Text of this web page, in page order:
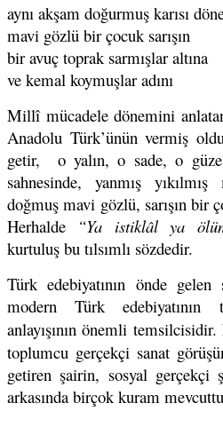
aynı akşam doğurmuş karısı
mavi gözlü bir çocuk sarışın
bir avuç toprak sarmışlar altına
ve kemal koymuşlar adını
Millî mücadele dönemini
Anadolu Türk’ünün vermiş
getir, o yalın, o sade, o
sahnesinde, yanmış
doğmuş mavi gözlü, sarışın
Herhalde
“Ya istiklâl ya
kurtuluş bu tılsımlı sözdedir.
Türk edebiyatının önde
modern Türk
anlayışının önemli temsilcisidir.
toplumcu gerçekçi sanat
getiren şairin, sosyal gerçekçi
arkasında birçok kuram